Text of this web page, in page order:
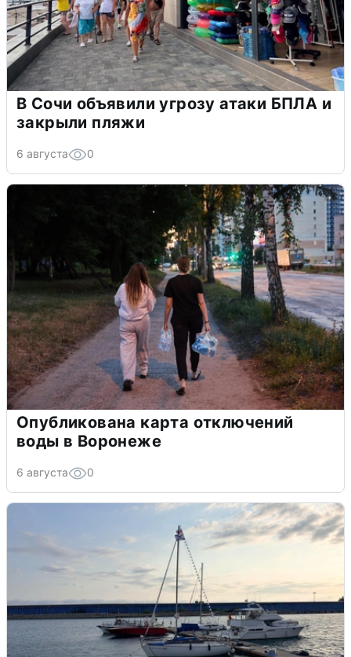
В Сочи объявили угрозу атаки БПЛА и
закрыли пляжи
6 августа 0
Опубликована карта отключений
воды в Воронеже
6 августа 0